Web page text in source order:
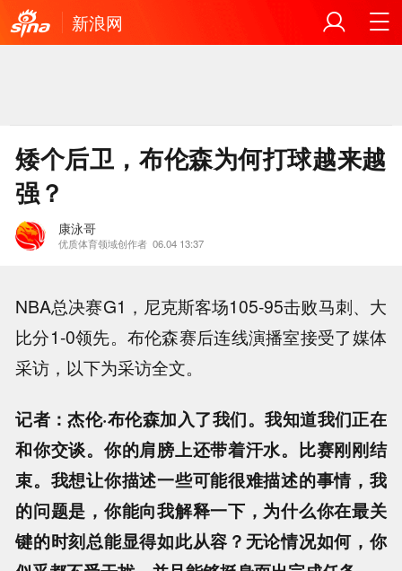
新浪网
矮个后卫，布伦森为何打球越来越
强？
康泳哥
优质体育领域创作者 06.04 13:37
NBA总决赛G1，尼克斯客场105-95击败马刺、大
比分1-0领先。布伦森赛后连线演播室接受了媒体
采访，以下为采访全文。
记者：杰伦·布伦森加入了我们。我知道我们正在
和你交谈。你的肩膀上还带着汗水。比赛刚刚结
束。我想让你描述一些可能很难描述的事情，我
的问题是，你能向我解释一下，为什么你在最关
键的时刻总能显得如此从容？无论情况如何，你